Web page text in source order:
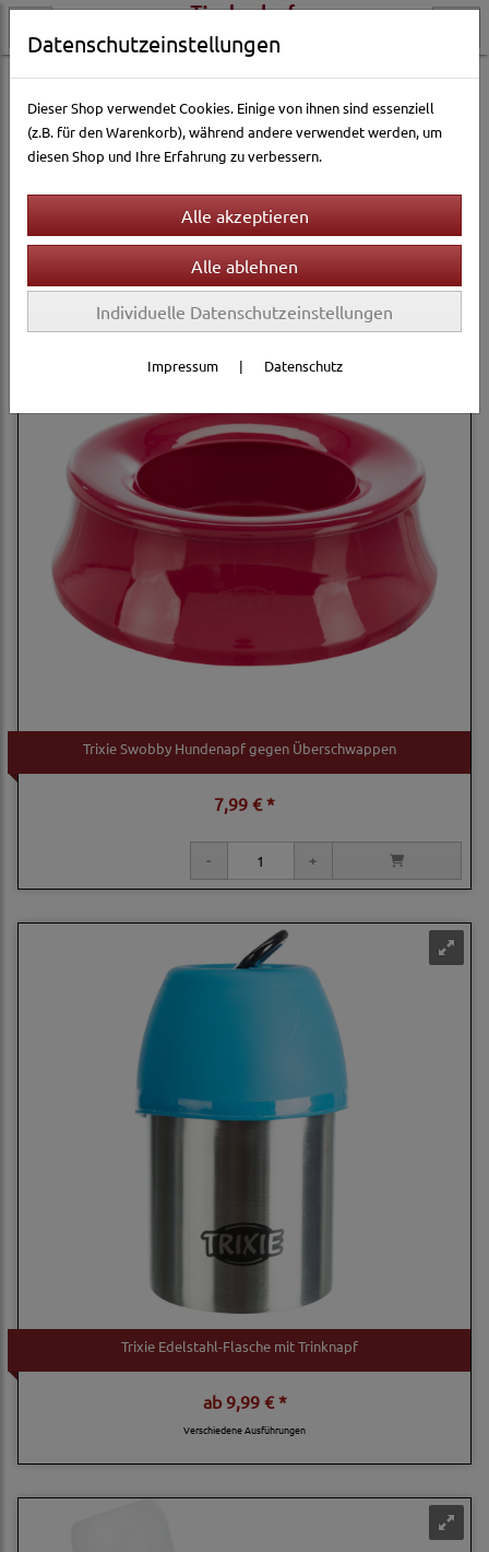
Hundewelt Hundenäpfe & Tränken Reisenäpfe
Sortierung wählen
Filter
Trixie Swobby Hundenapf gegen Überschwappen
7,99 € *
Trixie Edelstahl-Flasche mit Trinknapf
ab9,99 € *
Verschiedene Ausführungen
Datenschutzeinstellungen
Dieser Shop verwendet Cookies. Einige von ihnen sind essenziell
(z.B. für den Warenkorb), während andere verwendet werden, um
diesen Shop und Ihre Erfahrung zu verbessern.
Individuelle Datenschutzeinstellungen
Impressum | Datenschutz